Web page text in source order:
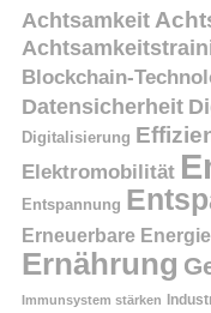
Achtsamkeit
Blockchain-
Datensicherheit
Digitalisierung
Elektromobilität
Entspannung
Erneuerbare
Ernährung
Immunsystem stärken